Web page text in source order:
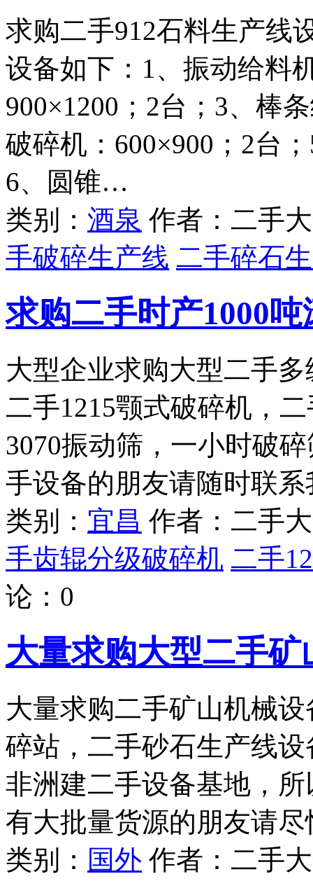
求购二手912石料生产线
设备如下：1、振动给料
900×1200；2台；3、棒
破碎机：600×900；2台
6、圆锥…
类别： 酒泉 作者：二手
手破碎生产线 二手碎石
求购二手时产1000
大型企业求购大型二手
二手1215颚式破碎机，
3070振动筛，一小时破
手设备的朋友请随时联
类别： 宜昌 作者：二手
手齿辊分级破碎机 二手
论： 0
大量求购大型二手矿
大量求购二手矿山机械
碎站，二手砂石生产线
非洲建二手设备基地，
有大批量货源的朋友请
类别： 国外 作者：二手